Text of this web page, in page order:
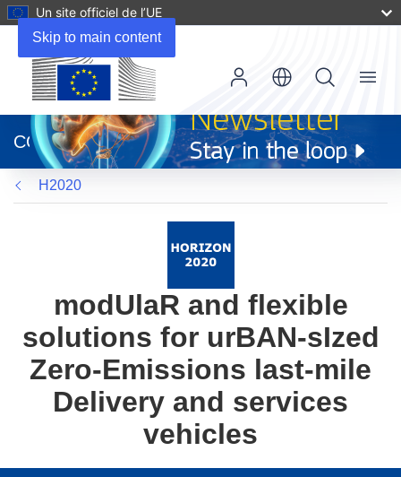
Skip to main content
Un site officiel de l’UE
dans
une
nouvelle
fenêtre)
CORDIS
Menu
H2020
modUlaR and flexible
solutions for urBAN-sIzed
Zero-Emissions last-mile
Delivery and services
vehicles